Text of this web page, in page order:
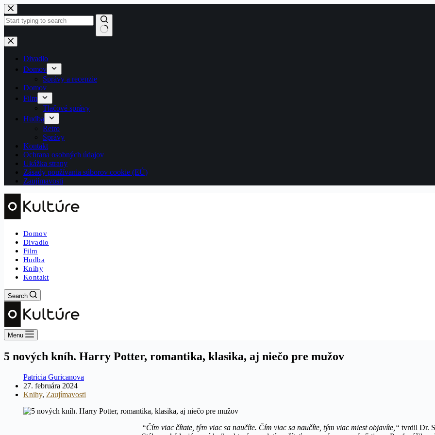
Skip
to
content
No
results
Divadlo
Domov
Správy a recenzie
Domov
Film
Tlačové správy
Hudba
Retro
Správy
Kontakt
Ochrana osobných údajov
Ukážka strany
Zásady používania súborov cookie (EÚ)
Zaujímavosti
Domov
Divadlo
Film
Hudba
Knihy
Kontakt
Search
Menu
5 nových kníh. Harry Potter, romantika, klasika, aj niečo pre mužov
Patricia Guricanova
27. februára 2024
Knihy, Zaujímavosti
“Čím viac čítate, tým viac sa naučíte. Čím viac sa naučíte, tým viac miest objavíte,“ tvrdil Dr.